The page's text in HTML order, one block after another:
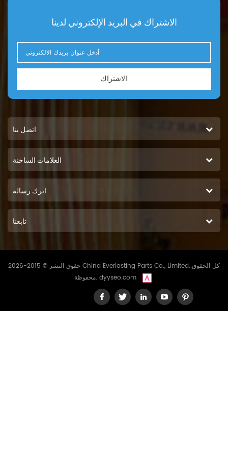
الاشتراك في البريد الإلكتروني لدينا
الاشتراك
اتصل بنا
العلامات الساخنة
اترك رسالة
تابعنا
حقوق النشر © 2015-2026 China Everlasting Parts Co., Limited..كل الحقوق
محفوظة. dyyseo.com